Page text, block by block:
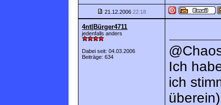
21.12.200622:18
4nt|Bürger4711
jedenfalls anders
Dabei seit: 04.03.2006
Beiträge: 634
Ich
ich